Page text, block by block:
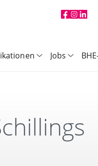
Jobs